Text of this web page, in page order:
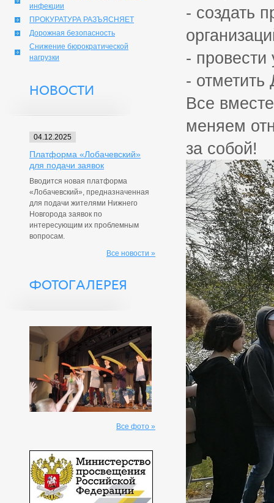
инфекции
ПРОКУРАТУРА РАЗЪЯСНЯЕТ
Дорожная безопасность
Снижение бюрократической
нагрузки
НОВОСТИ
04.12.2025
Платформа «Лобачевский»
для подачи заявок
Вводится новая платформа
«Лобачевский», предназначенная
для подачи жителями Нижнего
Новгорода заявок по
интересующим их проблемным
вопросам.
Все новости »
ФОТОГАЛЕРЕЯ
Все фото »
- создать
- провести
-
Все
меняем
за собой!